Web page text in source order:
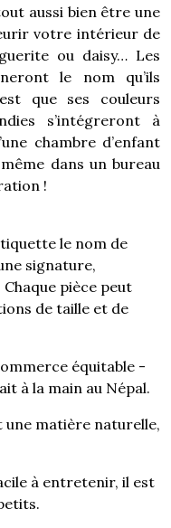
aussi bien être une
votre intérieur de
ou daisy… Les
le nom qu’ils
que ses couleurs
s’intégreront à
chambre d’enfant
dans un bureau
!
le nom de
signature,
pièce peut
de taille et de
équitable -
à la main au Népal.
une matière naturelle,
à entretenir, il est